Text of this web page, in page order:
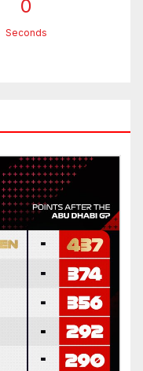
0
Seconds